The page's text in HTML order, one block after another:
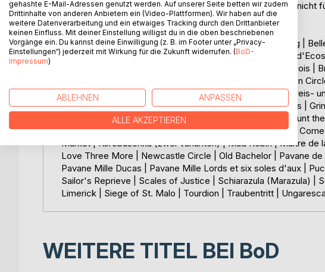
Tänze von einst ist ein Buch für die Tanz- und Lehrpraxis, nicht
Tänze von einst enthält:
Allemande | Astonished Archaeologist, The | Beach Spring |
Bobbing Joe | Branle Cassandra (zwei Varianten) | Branle
Branle des Lavandières | Branle des Maltes | Branle des Pois
| Candles in the Dark | Chapelloise | Childgrove | Circassian
Duke of Kent's Waltz | Emperor of the Moon | Folia (als Kreis-
Gallopede (zwei Varianten) | Galoppa | Gathering Peascots |
Heptathlon Jig | Hey Boys Up Go We | Hole in the Wall | Hunt
Queen | In the Fields of Frost and Snow | Jamaica | Jenny
Market | Korobuschka (zwei Varianten) | Mad Robin | Maître
Love Three More | Newcastle Circle | Old Bachelor | Pavane de
Pavane Mille Ducas | Pavane Mille Lords et six soles d'aux |
Sailor's Reprieve | Scales of Justice | Schiarazula (Marazula) |
Limerick | Siege of St. Malo | Tourdion | Traubentritt |
WEITERE TITEL BEI BoD
gehashte E-Mail-Adressen genutzt werden. Auf unserer Seite betten wir zudem
Drittinhalte von anderen Anbietern ein (Video-Plattformen). Wir haben auf die
weitere Datenverarbeitung und ein etwaiges Tracking durch den Drittanbieter
keinen Einfluss. Mit deiner Einstellung willigst du in die oben beschriebenen
Vorgänge ein. Du kannst deine Einwilligung (z. B. im Footer unter „Privacy-
Einstellungen“) jederzeit mit Wirkung für die Zukunft widerrufen. (BoD-
Impressum)
ABLEHNEN ANPASSEN
ALLE AKZEPTIEREN